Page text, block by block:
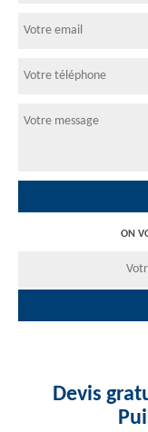
ON
Devis